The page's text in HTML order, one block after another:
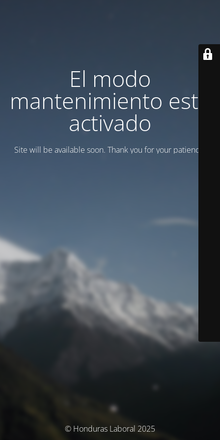
El modo
mantenimiento está
activado
Site will be available soon. Thank you for your patience!
© Honduras Laboral 2025